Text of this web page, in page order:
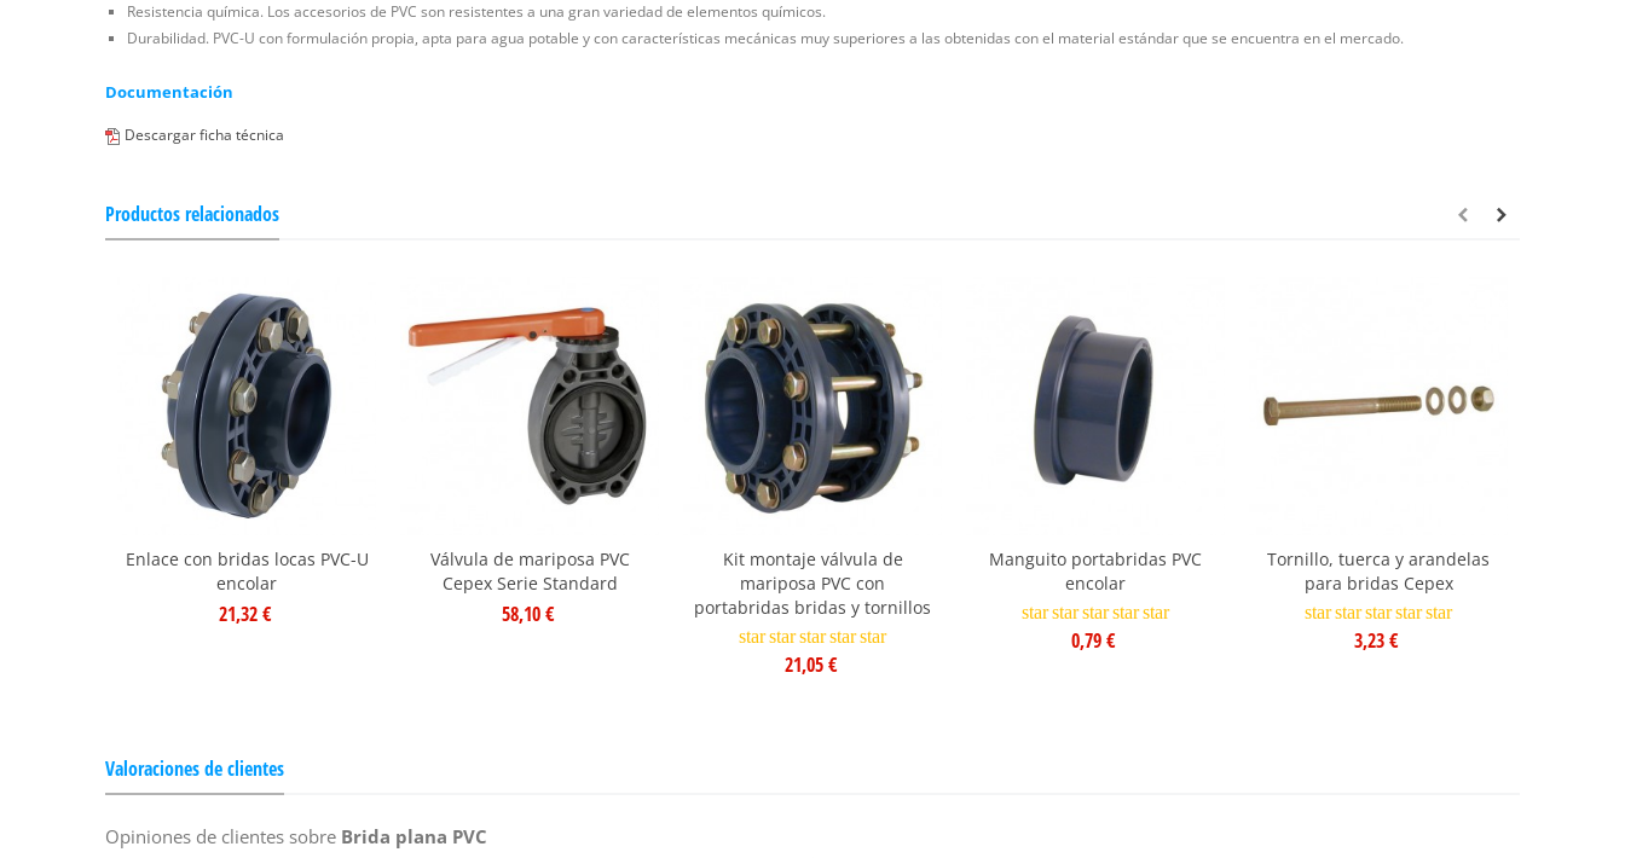
Resistencia química. Los accesorios de PVC son resistentes a una gran variedad de elementos químicos.
Durabilidad. PVC-U con formulación propia, apta para agua potable y con características mecánicas muy superiores a las obtenidas con el material estándar que se encuentra en el mercado.
Documentación
Descargar ficha técnica
Productos relacionados
Enlace con bridas locas PVC-U
encolar
21,32 €
Válvula de mariposa PVC
Cepex Serie Standard
58,10 €
Kit montaje válvula de
mariposa PVC con
portabridas bridas y tornillos
starstarstarstarstar
21,05 €
Manguito portabridas PVC
encolar
starstarstarstarstar
0,79 €
Tornillo, tuerca y arandelas
para bridas Cepex
starstarstarstarstar
3,23 €
Valoraciones de clientes
Opiniones de clientes sobre Brida plana PVC